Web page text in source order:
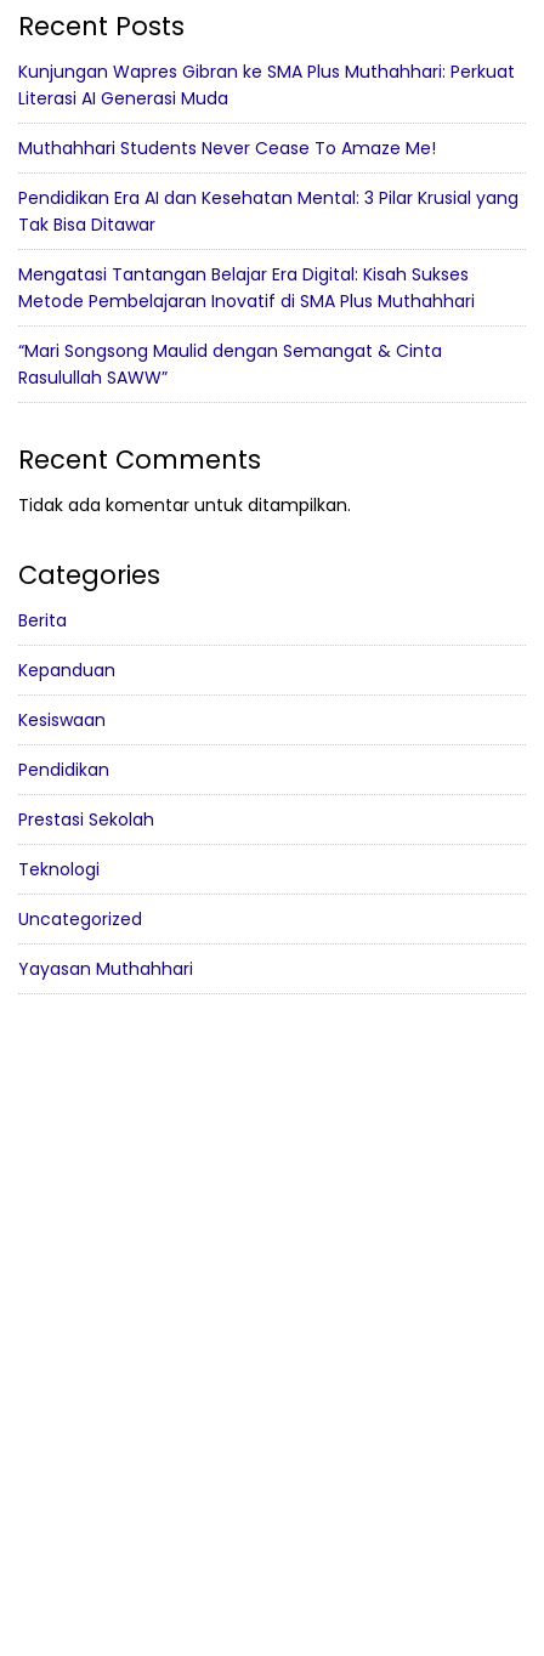
Recent Posts
Kunjungan Wapres Gibran ke SMA Plus Muthahhari: Perkuat
Literasi AI Generasi Muda
Muthahhari Students Never Cease To Amaze Me!
Pendidikan Era AI dan Kesehatan Mental: 3 Pilar Krusial yang
Tak Bisa Ditawar
Mengatasi Tantangan Belajar Era Digital: Kisah Sukses
Metode Pembelajaran Inovatif di SMA Plus Muthahhari
“Mari Songsong Maulid dengan Semangat & Cinta
Rasulullah SAWW”
Recent Comments
Tidak ada komentar untuk ditampilkan.
Categories
Berita
Kepanduan
Kesiswaan
Pendidikan
Prestasi Sekolah
Teknologi
Uncategorized
Yayasan Muthahhari